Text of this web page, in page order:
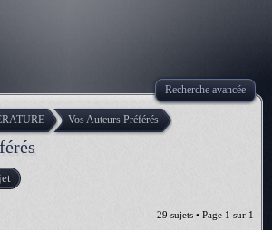
Recherche avancée
Vos Auteurs Préférés
29 sujets • Page 1 sur 1